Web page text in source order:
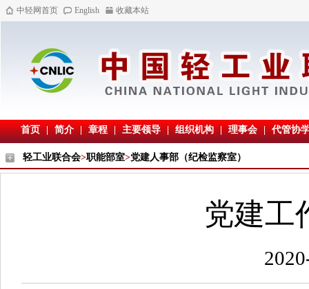
中轻网首页 English 收藏本站
首页 | 简介 | 章程 | 主要领导 | 组织机构 | 理事会 | 代管协
轻工业联合会>职能部室>党建人事部（纪检监察室）
党建工